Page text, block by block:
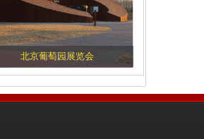
北京葡萄园展览会